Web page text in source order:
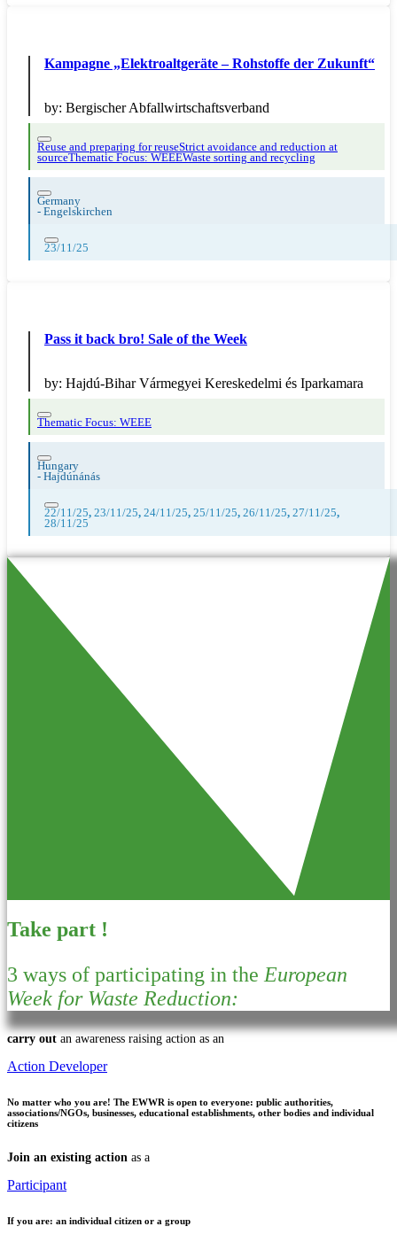
Kampagne „Elektroaltgeräte – Rohstoffe der Zukunft“
by: Bergischer Abfallwirtschaftsverband
Reuse and preparing for reuseStrict avoidance and reduction at
sourceThematic Focus: WEEEWaste sorting and recycling
Germany
- Engelskirchen
23/11/25
Pass it back bro! Sale of the Week
by: Hajdú-Bihar Vármegyei Kereskedelmi és Iparkamara
Thematic Focus: WEEE
Hungary
- Hajdúnánás
22/11/25, 23/11/25, 24/11/25, 25/11/25, 26/11/25, 27/11/25,
28/11/25
Take part !
3 ways of participating in the European
Week for Waste Reduction:
carry out an awareness raising action as an
Action Developer
No matter who you are! The EWWR is open to everyone: public authorities,
associations/NGOs, businesses, educational establishments, other bodies and individual
citizens
Join an existing action as a
Participant
If you are: an individual citizen or a group